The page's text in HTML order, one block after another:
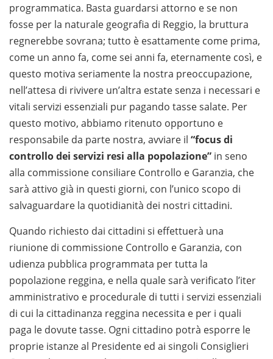
programmatica. Basta guardarsi attorno e se non
fosse per la naturale geografia di Reggio, la bruttura
regnerebbe sovrana; tutto è esattamente come prima,
come un anno fa, come sei anni fa, eternamente così, e
questo motiva seriamente la nostra preoccupazione,
nell’attesa di rivivere un’altra estate senza i necessari e
vitali servizi essenziali pur pagando tasse salate. Per
questo motivo, abbiamo ritenuto opportuno e
responsabile da parte nostra, avviare il “focus di
controllo dei servizi resi alla popolazione” in seno
alla commissione consiliare Controllo e Garanzia, che
sarà attivo già in questi giorni, con l’unico scopo di
salvaguardare la quotidianità dei nostri cittadini.
Quando richiesto dai cittadini si effettuerà una
riunione di commissione Controllo e Garanzia, con
udienza pubblica programmata per tutta la
popolazione reggina, e nella quale sarà verificato l’iter
amministrativo e procedurale di tutti i servizi essenziali
di cui la cittadinanza reggina necessita e per i quali
paga le dovute tasse. Ogni cittadino potrà esporre le
proprie istanze al Presidente ed ai singoli Consiglieri